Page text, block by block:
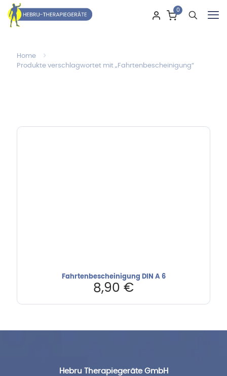
0
Home
Produkte verschlagwortet mit „Fahrtenbescheinigung“
Fahrtenbescheinigung DIN A 6
8,90 €
Hebru Therapiegeräte GmbH